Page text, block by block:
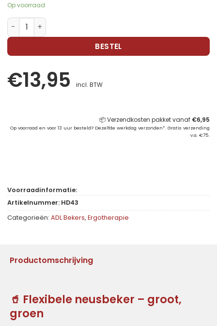
Op voorraad
ARK Flexibele neusbeker groot set van 2 aantal
BESTEL
€13,95 incl. BTW
📦 Verzendkosten pakket vanaf €6,95
Op voorraad en voor 13 uur besteld? Dezelfde werkdag verzonden*. Gratis verzending
v.a. €75.
Voorraadinformatie:
Artikelnummer: HD43
Categorieën: ADL Bekers, Ergotherapie
Productomschrijving
🥤 Flexibele neusbeker – groot,
groen